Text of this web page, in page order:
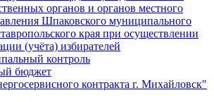
органов и органов местного
Шпаковского муниципального
края при осуществлении
(учёта) избирателей
контроль
бюджет
контракта г. Михайловск"